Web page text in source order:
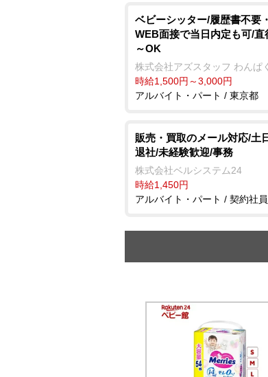
ベビーシッター/履歴書不要
WEB面接で当日内定も可/
～OK
株式会社アズスタッフ わんぱ
時給1,500円～3,000円
アルバイト・パート / 東京都
販売・買取のメール対応/土
退社/未経験歓迎/事務
株式会社ベルシステム24
時給1,450円
アルバイト・パート / 契約社